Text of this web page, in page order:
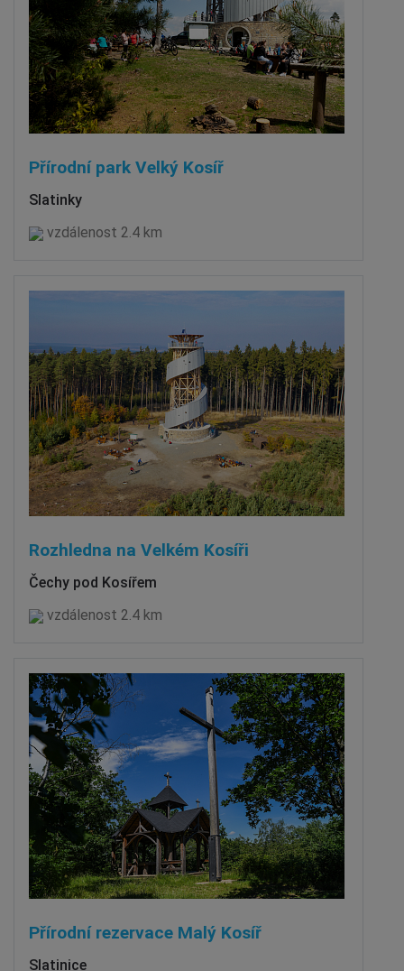
Přírodní park Velký Kosíř
Slatinky
vzdálenost 2.4 km
Rozhledna na Velkém Kosíři
Čechy pod Kosířem
vzdálenost 2.4 km
Přírodní rezervace Malý Kosíř
Slatinice